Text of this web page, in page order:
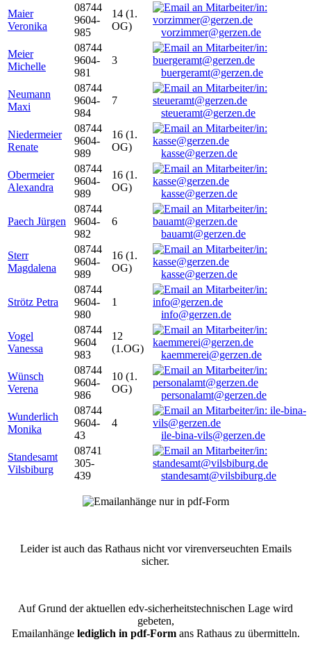
Maier
Veronika
08744
9604-
985
14 (1.
OG)
vorzimmer@gerzen.de
Meier
Michelle
08744
9604-
981
3
buergeramt@gerzen.de
Neumann
Maxi
08744
9604-
984
7
steueramt@gerzen.de
Niedermeier
Renate
08744
9604-
989
16 (1.
OG)
kasse@gerzen.de
Obermeier
Alexandra
08744
9604-
989
16 (1.
OG)
kasse@gerzen.de
Paech Jürgen
08744
9604-
982
6
bauamt@gerzen.de
Sterr
Magdalena
08744
9604-
989
16 (1.
OG)
kasse@gerzen.de
Strötz Petra
08744
9604-
980
1
info@gerzen.de
Vogel
Vanessa
08744
9604
983
12
(1.OG)
kaemmerei@gerzen.de
Wünsch
Verena
08744
9604-
986
10 (1.
OG)
personalamt@gerzen.de
Wunderlich
Monika
08744
9604-
43
4
ile-bina-vils@gerzen.de
Standesamt
Vilsbiburg
08741
305-
439
standesamt@vilsbiburg.de
Leider ist auch das Rathaus nicht vor virenverseuchten Emails
sicher.
Auf Grund der aktuellen edv-sicherheitstechnischen Lage wird
gebeten,
Emailanhänge lediglich in pdf-Formans Rathaus zu übermitteln.